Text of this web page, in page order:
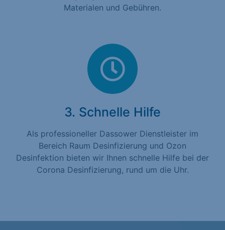
Materialen und Gebühren.
3. Schnelle Hilfe
Als professioneller Dassower Dienstleister im
Bereich Raum Desinfizierung und Ozon
Desinfektion bieten wir Ihnen schnelle Hilfe bei der
Corona Desinfizierung, rund um die Uhr.